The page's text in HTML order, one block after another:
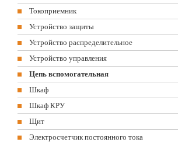
Токоприемник
Устройство защиты
Устройство распределительное
Устройство управления
Цепь вспомогательная
Шкаф
Шкаф КРУ
Щит
Электросчетчик постоянного тока